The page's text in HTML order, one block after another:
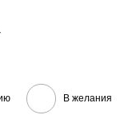
В желания